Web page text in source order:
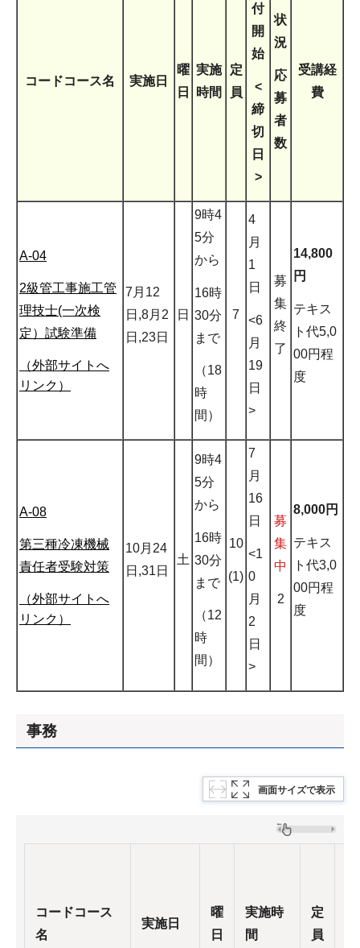
コードコース名 実施日
曜
日
実施
時間
定
員
付
開
始
<
締
切
日
>
状
況
応
募
者
数
受講経
費
A-04
2級管工事施工管
理技士(一次検
定）試験準備
（外部サイトへ
リンク）
7月12
日,8月2
日,23日
日
9時4
5分
から
16時
30分
まで
（18
時
間）
7
4
月
1
日
<6
月
19
日
>
募
集
終
了
14,800
円
テキス
ト代5,0
00円程
度
A-08
第三種冷凍機械
責任者受験対策
（外部サイトへ
リンク）
10月24
日,31日
土
9時4
5分
から
16時
30分
まで
（12
時
間）
10
(1)
7
月
16
日
<1
0
月
2
日
>
募
集
中
2
8,000円
テキス
ト代3,0
00円程
度
事務
画面サイズで表示
コードコース
名
実施日
曜
日
実施時
間
定
員